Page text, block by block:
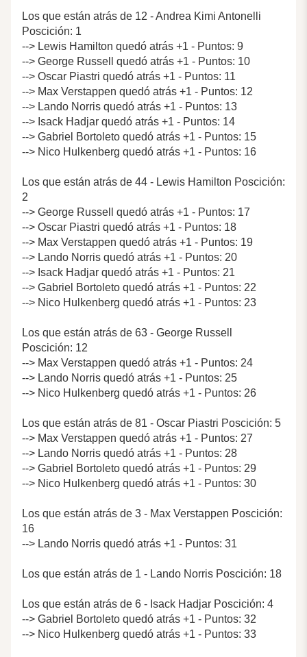
Los que están atrás de 12 - Andrea Kimi Antonelli
Poscición: 1
--> Lewis Hamilton quedó atrás +1 - Puntos: 9
--> George Russell quedó atrás +1 - Puntos: 10
--> Oscar Piastri quedó atrás +1 - Puntos: 11
--> Max Verstappen quedó atrás +1 - Puntos: 12
--> Lando Norris quedó atrás +1 - Puntos: 13
--> Isack Hadjar quedó atrás +1 - Puntos: 14
--> Gabriel Bortoleto quedó atrás +1 - Puntos: 15
--> Nico Hulkenberg quedó atrás +1 - Puntos: 16
Los que están atrás de 44 - Lewis Hamilton Poscición:
2
--> George Russell quedó atrás +1 - Puntos: 17
--> Oscar Piastri quedó atrás +1 - Puntos: 18
--> Max Verstappen quedó atrás +1 - Puntos: 19
--> Lando Norris quedó atrás +1 - Puntos: 20
--> Isack Hadjar quedó atrás +1 - Puntos: 21
--> Gabriel Bortoleto quedó atrás +1 - Puntos: 22
--> Nico Hulkenberg quedó atrás +1 - Puntos: 23
Los que están atrás de 63 - George Russell
Poscición: 12
--> Max Verstappen quedó atrás +1 - Puntos: 24
--> Lando Norris quedó atrás +1 - Puntos: 25
--> Nico Hulkenberg quedó atrás +1 - Puntos: 26
Los que están atrás de 81 - Oscar Piastri Poscición: 5
--> Max Verstappen quedó atrás +1 - Puntos: 27
--> Lando Norris quedó atrás +1 - Puntos: 28
--> Gabriel Bortoleto quedó atrás +1 - Puntos: 29
--> Nico Hulkenberg quedó atrás +1 - Puntos: 30
Los que están atrás de 3 - Max Verstappen Poscición:
16
--> Lando Norris quedó atrás +1 - Puntos: 31
Los que están atrás de 1 - Lando Norris Poscición: 18
Los que están atrás de 6 - Isack Hadjar Poscición: 4
--> Gabriel Bortoleto quedó atrás +1 - Puntos: 32
--> Nico Hulkenberg quedó atrás +1 - Puntos: 33